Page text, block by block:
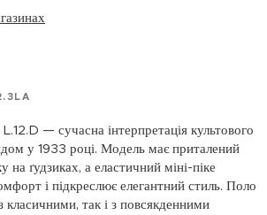
— сучасна інтерпретація культового
у 1933 році. Модель має приталений
на ґудзиках, а еластичний міні-піке
і підкреслює елегантний стиль. Поло
класичними, так і з повсякденними